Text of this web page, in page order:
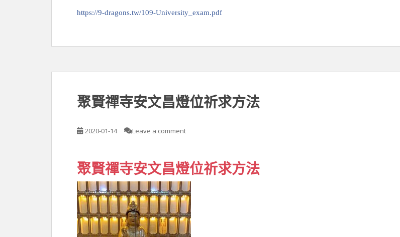
https://9-dragons.tw/109-University_exam.pdf
聚賢禪寺安文昌燈位祈求方法
2020-01-14 Leave a comment
聚賢禪寺安文昌燈位祈求方法